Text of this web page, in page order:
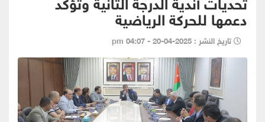
دعمها للحركة الرياضية
تاريخ النشر : 2025-04-20 - 04:07 pm